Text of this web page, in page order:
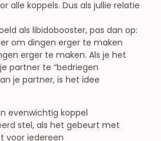
alle koppels. Dus als jullie relatie
als libidobooster, pas dan op:
om dingen erger te maken
erger te maken. Als je het
partner te “bedriegen
je partner, is het idee
evenwichtig koppel
stel, als het gebeurt met
voor iedereen